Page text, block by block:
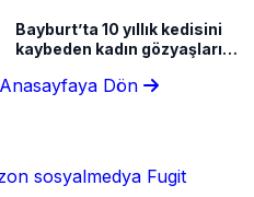
Bayburt’ta 10 yıllık kedisini
kaybeden kadın gözyaşlarına
Anasayfaya Dön
sosyalmedya Fugit